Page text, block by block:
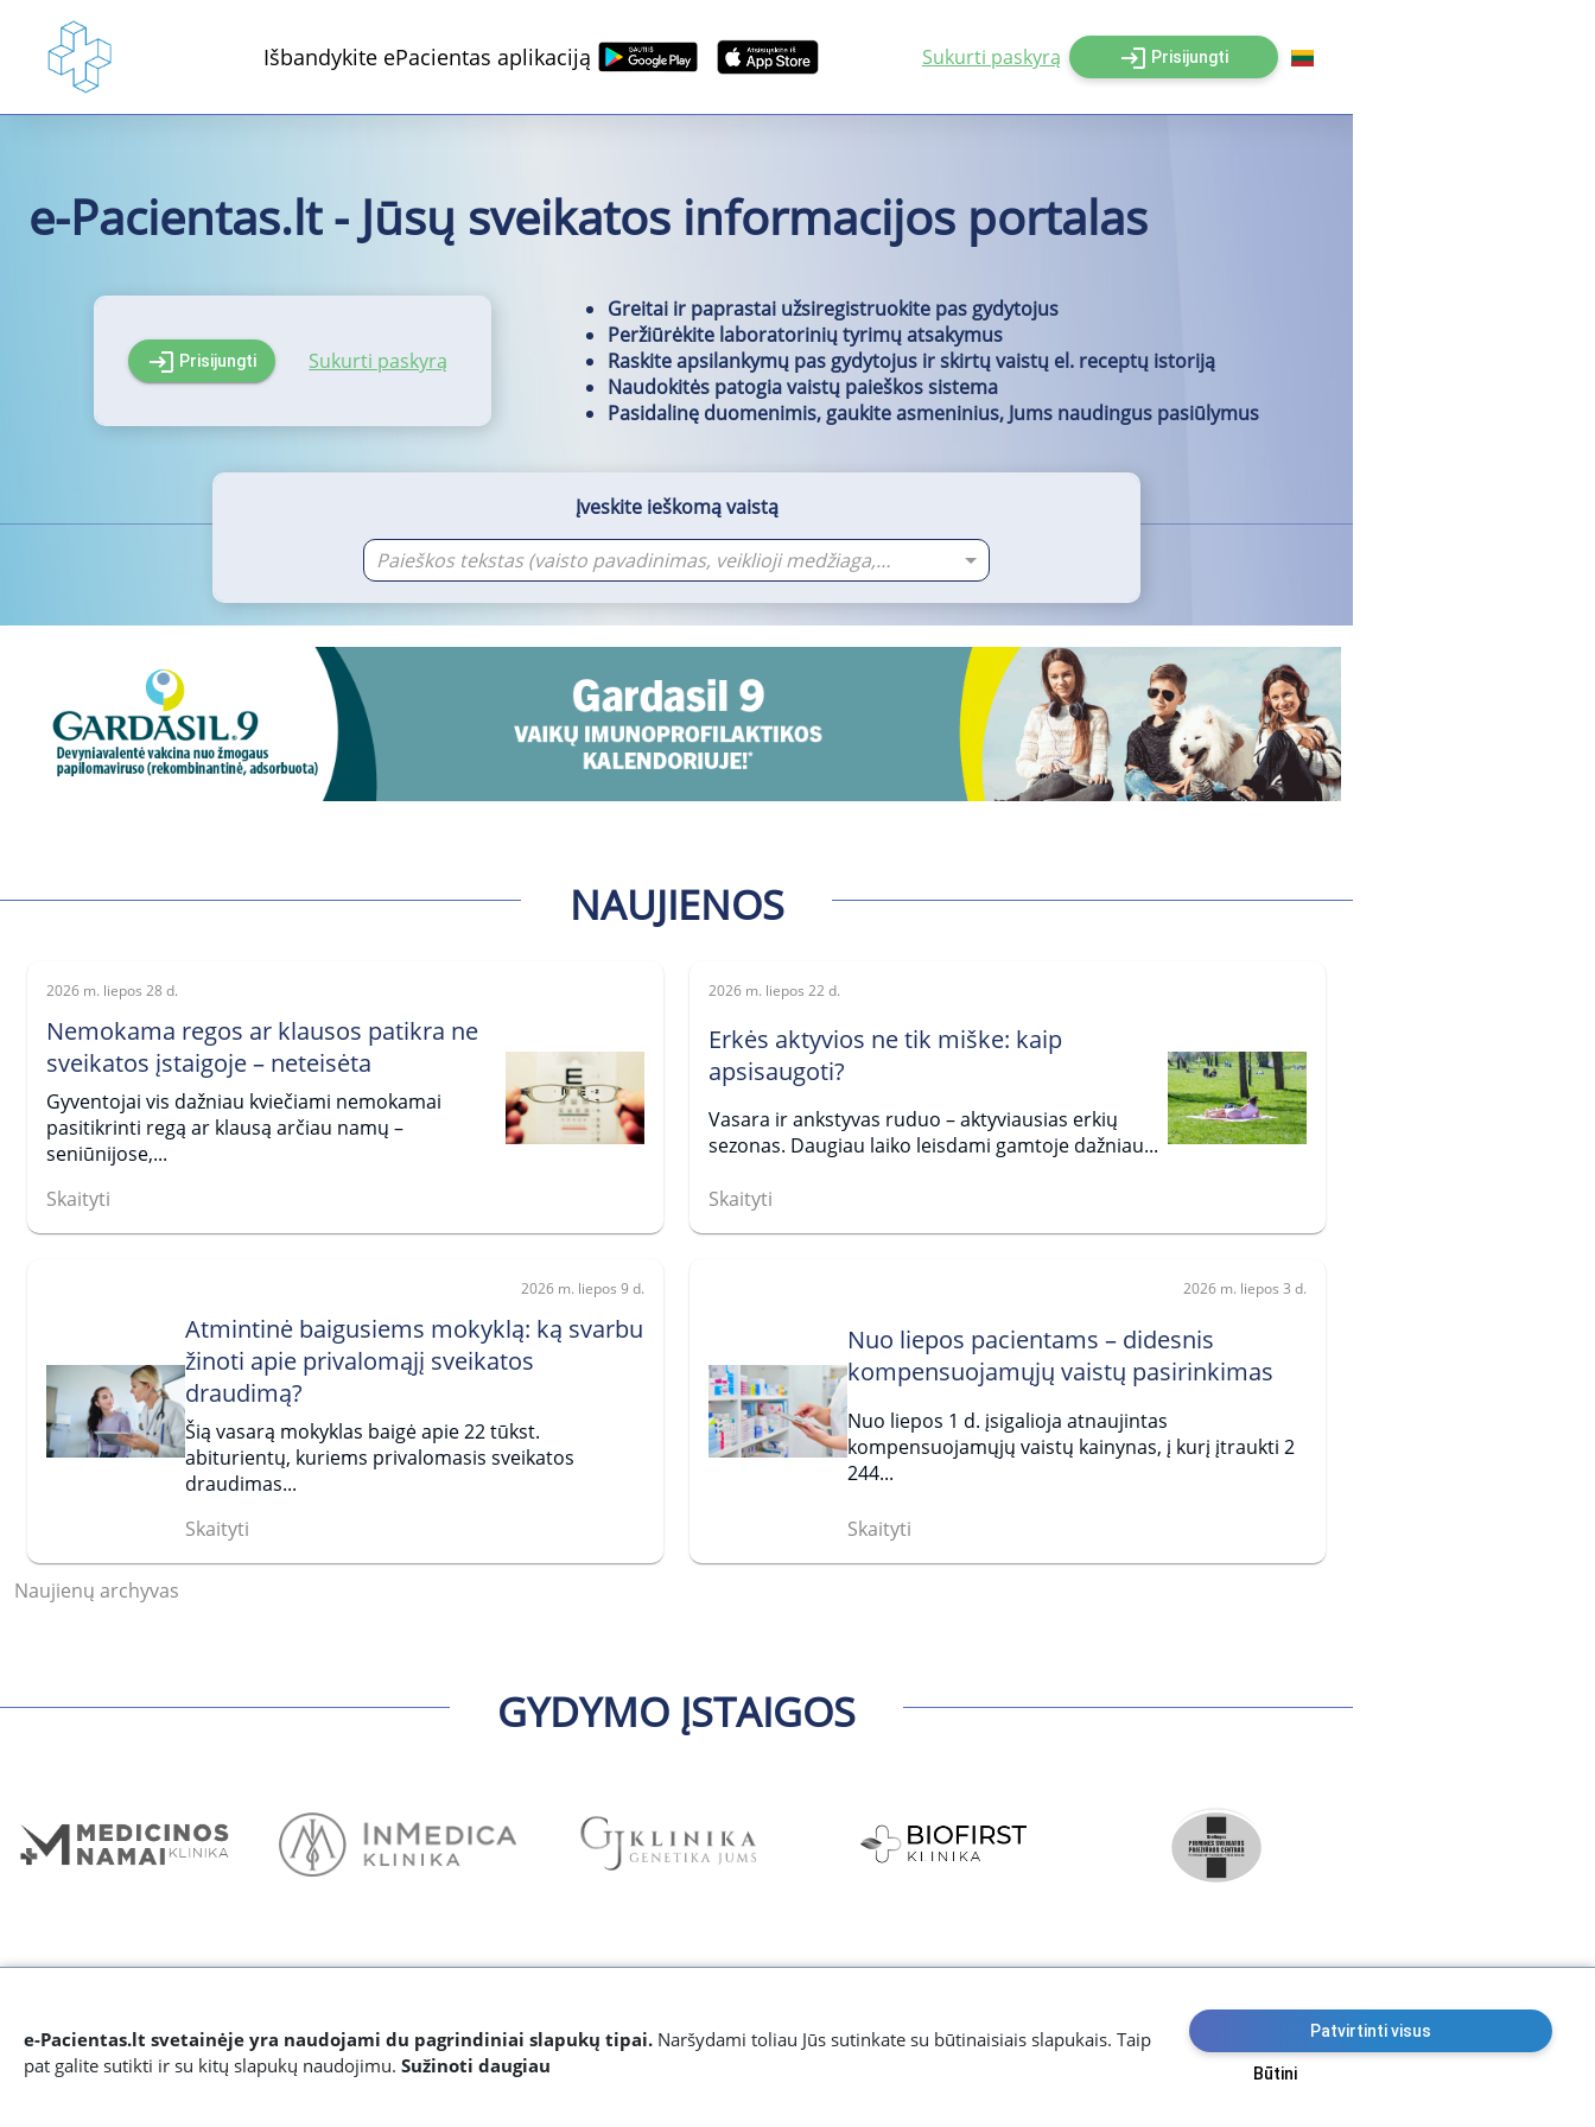
Išbandykite ePacientas aplikaciją Sukurti paskyrą login Prisijungti
e-Pacientas.lt - Jūsų sveikatos informacijos portalas
login Prisijungti Sukurti paskyrą
Greitai ir paprastai užsiregistruokite pas gydytojus
Peržiūrėkite laboratorinių tyrimų atsakymus
Raskite apsilankymų pas gydytojus ir skirtų vaistų el. receptų istoriją
Naudokitės patogia vaistų paieškos sistema
Pasidalinę duomenimis, gaukite asmeninius, Jums naudingus pasiūlymus
Įveskite ieškomą vaistą
Paieškos tekstas (vaisto pavadinimas, veiklioji medžiaga, gamintojas)
NAUJIENOS
2026 m. liepos 28 d.
Nemokama regos ar klausos patikra ne
sveikatos įstaigoje – neteisėta
Gyventojai vis dažniau kviečiami nemokamai
pasitikrinti regą ar klausą arčiau namų –
seniūnijose,...
Skaityti
2026 m. liepos 22 d.
Erkės aktyvios ne tik miške: kaip
apsisaugoti?
Vasara ir ankstyvas ruduo – aktyviausias erkių
sezonas. Daugiau laiko leisdami gamtoje dažniau...
Skaityti
2026 m. liepos 9 d.
Atmintinė baigusiems mokyklą: ką svarbu
žinoti apie privalomąjį sveikatos
draudimą?
Šią vasarą mokyklas baigė apie 22 tūkst.
abiturientų, kuriems privalomasis sveikatos
draudimas...
Skaityti
2026 m. liepos 3 d.
Nuo liepos pacientams – didesnis
kompensuojamųjų vaistų pasirinkimas
Nuo liepos 1 d. įsigalioja atnaujintas
kompensuojamųjų vaistų kainynas, į kurį įtraukti 2
244...
Skaityti
Naujienų archyvas
GYDYMO ĮSTAIGOS
e-Pacientas.lt svetainėje yra naudojami du pagrindiniai slapukų tipai. Naršydami toliau Jūs sutinkate su būtinaisiais slapukais. Taip
pat galite sutikti ir su kitų slapukų naudojimu. Sužinoti daugiau
Patvirtinti visus
Būtini